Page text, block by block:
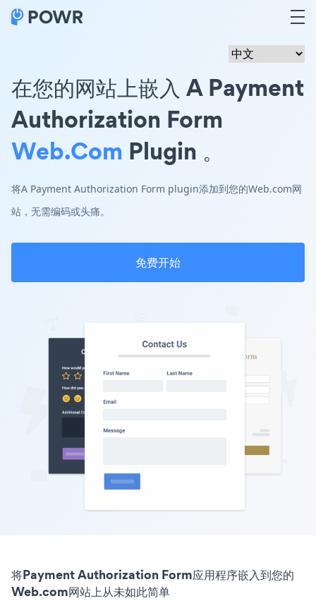
在您的网站上嵌入 A Payment
Authorization Form
Web.com Plugin 。
将A Payment Authorization Form plugin添加到您的Web.com网
站，无需编码或头痛。
免费开始
将Payment Authorization Form应用程序嵌入到您的
Web.com网站上从未如此简单